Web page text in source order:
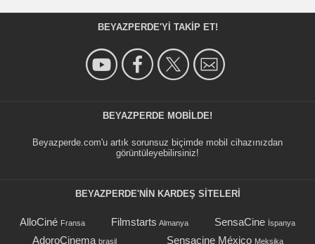
BEYAZPERDE'YI TAKIP ET!
BEYAZPERDE MOBILDE!
Beyazperde.com'u artık sorunsuz biçimde mobil cihazınızdan
görüntüleyebilirsiniz!
BEYAZPERDE'NIN KARDEŞ SİTELERİ
AlloCiné Fransa Filmstarts Almanya SensaCine İspanya
AdoroCinema brasil Sensacine México Meksika